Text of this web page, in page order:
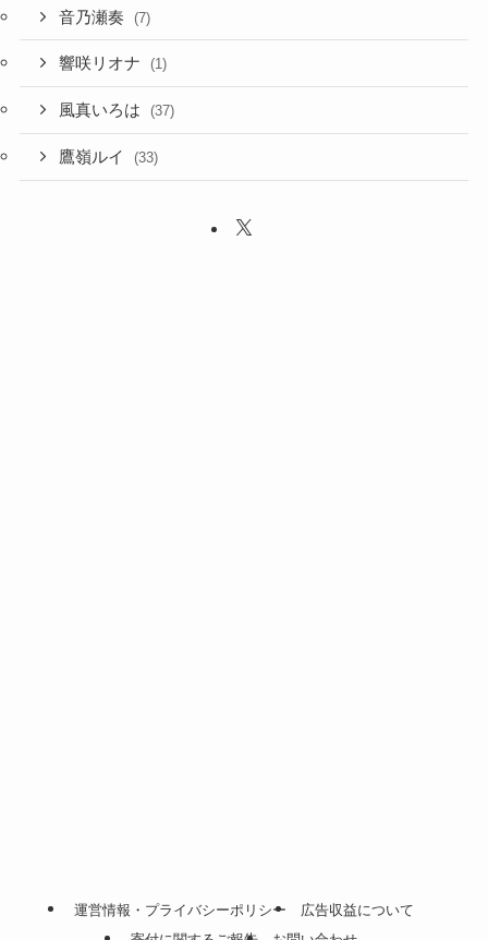
音乃瀬奏 (7)
響咲リオナ (1)
風真いろは (37)
鷹嶺ルイ (33)
運営情報・プライバシーポリシー
広告収益について